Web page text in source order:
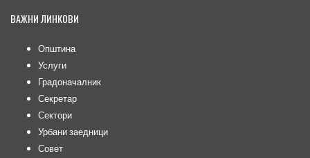
ВАЖНИ ЛИНКОВИ
Општина
Услуги
Градоначалник
Секретар
Сектори
Урбани заедници
Совет